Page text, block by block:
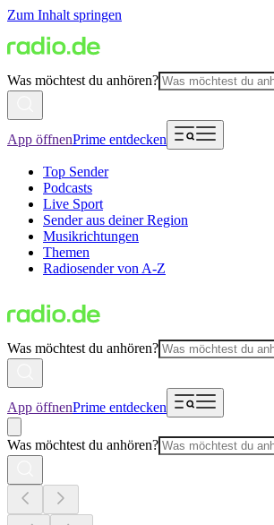
Zum Inhalt springen
Was möchtest du anhören?
App öffnenPrime entdecken
Top Sender
Podcasts
Live Sport
Sender aus deiner Region
Musikrichtungen
Themen
Radiosender von A-Z
Was möchtest du anhören?
App öffnenPrime entdecken
Was möchtest du anhören?